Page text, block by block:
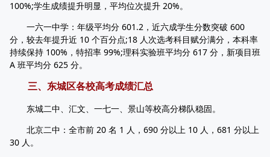
100%;学生成绩提升明显，平均位次提升 20%。
一六一中学：年级平均分 601.2，近六成学生分数突破 600
分，较去年提升近 10 个百分点;18 人次选考科目赋分满分，本科率
持续保持 100%，特招率 99%;理科实验班平均分 617 分，新项目班
A 班平均分 625 分。
三、东城区各校高考成绩汇总
东城二中、汇文、一七一、景山等校高分梯队稳固。
北京二中：全市前 20 名 1 人，690 分以上 10 人，681 分以上
30 人。